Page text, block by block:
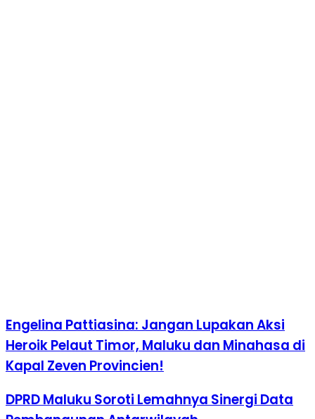
Engelina Pattiasina: Jangan Lupakan Aksi
Heroik Pelaut Timor, Maluku dan Minahasa di
Kapal Zeven Provincien!
DPRD Maluku Soroti Lemahnya Sinergi Data